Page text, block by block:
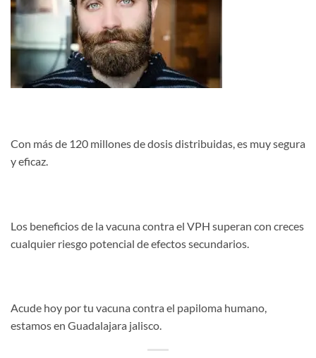
Con más de 120 millones de dosis distribuidas, es muy segura
y eficaz.
Los beneficios de la vacuna contra el VPH superan con creces
cualquier riesgo potencial de efectos secundarios.
Acude hoy por tu vacuna contra el papiloma humano,
estamos en Guadalajara jalisco.